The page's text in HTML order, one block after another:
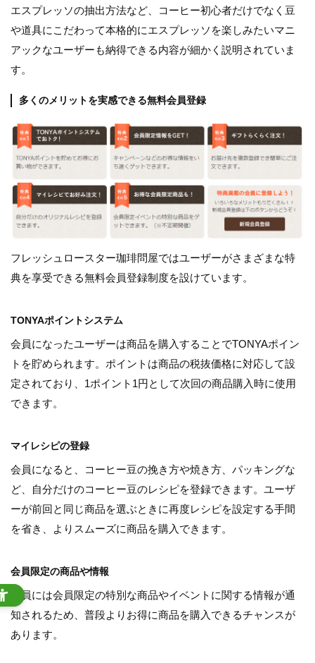
エスプレッソの抽出方法など、コーヒー初心者だけでなく豆
や道具にこだわって本格的にエスプレッソを楽しみたいマニ
アックなユーザーも納得できる内容が細かく説明されていま
す。
多くのメリットを実感できる無料会員登録
フレッシュロースター珈琲問屋ではユーザーがさまざまな特
典を享受できる無料会員登録制度を設けています。
TONYAポイントシステム
会員になったユーザーは商品を購入することでTONYAポイン
トを貯められます。ポイントは商品の税抜価格に対応して設
定されており、1ポイント1円として次回の商品購入時に使用
できます。
マイレシピの登録
会員になると、コーヒー豆の挽き方や焼き方、パッキングな
ど、自分だけのコーヒー豆のレシピを登録できます。ユーザ
ーが前回と同じ商品を選ぶときに再度レシピを設定する手間
を省き、よりスムーズに商品を購入できます。
会員限定の商品や情報
会員には会員限定の特別な商品やイベントに関する情報が通
知されるため、普段よりお得に商品を購入できるチャンスが
あります。